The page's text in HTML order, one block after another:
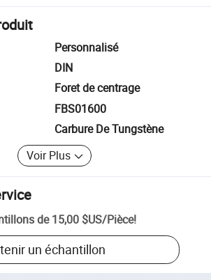
Personnalisé
DIN
Foret de centrage
FBS01600
Carbure De Tungstène
Voir Plus
de 15,00 $US/Pièce!
un échantillon